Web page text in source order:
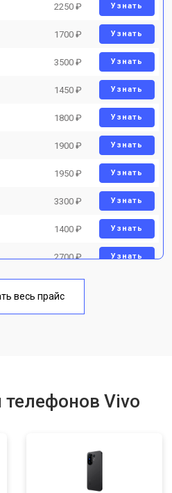
2250 ₽ Узнать
1700 ₽ Узнать
3500 ₽ Узнать
1450 ₽ Узнать
1800 ₽ Узнать
1900 ₽ Узнать
1950 ₽ Узнать
3300 ₽ Узнать
1400 ₽ Узнать
2700 ₽ Узнать
1750 ₽
весь прайс
Vivo